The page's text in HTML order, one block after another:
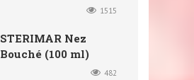
1515
STERIMAR Nez
Bouché (100 ml)
482